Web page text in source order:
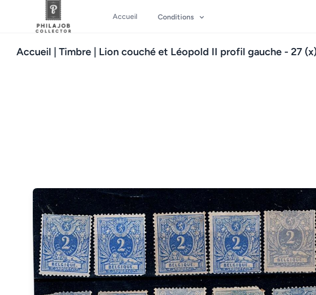
Accueil Conditions
Accueil | Timbre | Lion couché et Léopold II profil gauche - 27